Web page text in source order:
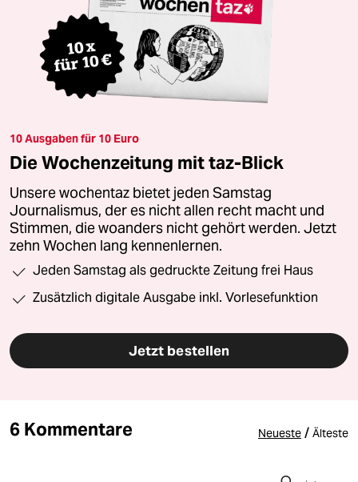
10 Ausgaben für 10 Euro
Die Wochenzeitung mit taz-Blick
Unsere wochentaz bietet jeden Samstag
Journalismus, der es nicht allen recht macht und
Stimmen, die woanders nicht gehört werden. Jetzt
zehn Wochen lang kennenlernen.
Jeden Samstag als gedruckte Zeitung frei Haus
Zusätzlich digitale Ausgabe inkl. Vorlesefunktion
Jetzt bestellen
6 Kommentare Neueste / Älteste